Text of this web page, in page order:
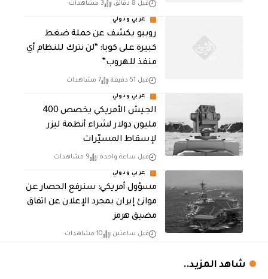
قبل 8 دقائق 3 مشاهدات
عربي ودولي
روبيو يكشف عن حملة ضغط
كبيرة على كوبا: “لن نترك للنظام أي
منفذ للهروب”
قبل 51 دقيقة 7 مشاهدات
عربي ودولي
الجيش الأمريكي يخصص 400
مليون دولار لشراء أنظمة ليزر
لإسقاط المسيّرات
قبل ساعة واحدة 9 مشاهدات
عربي ودولي
مسؤول أمريكي: سنرفع الحصار عن
موانئ إيران بمجرد الإعلان عن اتفاق
مضيق هرمز
قبل ساعتين 10 مشاهدات
شاهد المزيد..